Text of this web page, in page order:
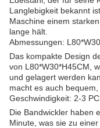
Langlebigkeit bekannt
Maschine einem
lange hält.
Abmessungen:
Das kompakte Design
von L80*W30*H45CM,
und gelagert werden
macht es auch
Geschwindigkeit: 2-3
Die Bandwickler haben
Minute, was sie zu